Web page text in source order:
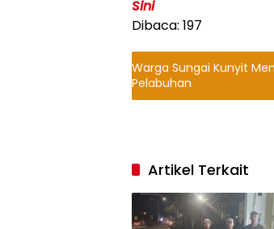
Sini
Dibaca: 197
Warga Sungai Kunyit
Pelabuhan
Artikel Terkait